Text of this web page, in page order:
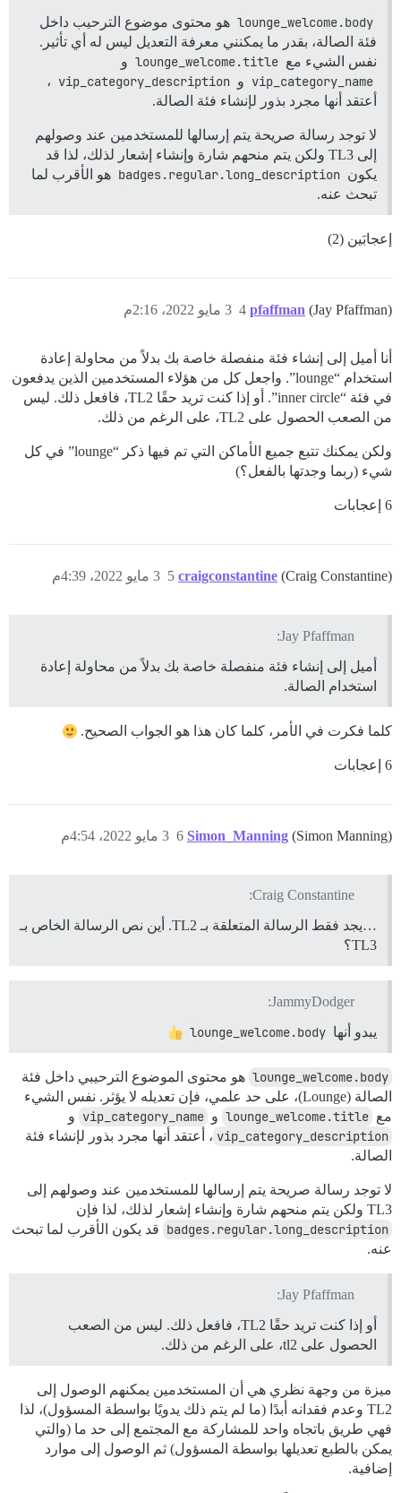
lounge_welcome.body هو محتوى موضوع الترحيب داخل
فئة الصالة، بقدر ما يمكنني معرفة التعديل ليس له أي تأثير.
نفس الشيء مع lounge_welcome.title و
vip_category_name و vip_category_description ،
أعتقد أنها مجرد بذور لإنشاء فئة الصالة.
لا توجد رسالة صريحة يتم إرسالها للمستخدمين عند وصولهم
إلى TL3 ولكن يتم منحهم شارة وإنشاء إشعار لذلك، لذا قد
يكون badges.regular.long_description هو الأقرب لما
تبحث عنه.
إعجابَين (2)
pfaffman (Jay Pfaffman) 3 مايو 2022، 2:16م 4
أنا أميل إلى إنشاء فئة منفصلة خاصة بك بدلاً من محاولة إعادة
استخدام “lounge”. واجعل كل من هؤلاء المستخدمين الذين يدفعون
في فئة “inner circle”. أو إذا كنت تريد حقًا TL2، فافعل ذلك. ليس
من الصعب الحصول على TL2، على الرغم من ذلك.
ولكن يمكنك تتبع جميع الأماكن التي تم فيها ذكر “lounge” في كل
شيء (ربما وجدتها بالفعل؟)
6 إعجابات
craigconstantine (Craig Constantine) 3 مايو 2022، 4:39م 5
Jay Pfaffman:
أميل إلى إنشاء فئة منفصلة خاصة بك بدلاً من محاولة إعادة
استخدام الصالة.
كلما فكرت في الأمر، كلما كان هذا هو الجواب الصحيح.
6 إعجابات
Simon_Manning (Simon Manning) 3 مايو 2022، 4:54م 6
Craig Constantine:
…يجد فقط الرسالة المتعلقة بـ TL2. أين نص الرسالة الخاص بـ
TL3؟
JammyDodger:
يبدو أنها lounge_welcome.body
lounge_welcome.body هو محتوى الموضوع الترحيبي داخل فئة
الصالة (Lounge)، على حد علمي، فإن تعديله لا يؤثر. نفس الشيء
مع lounge_welcome.title و vip_category_name و
vip_category_description ، أعتقد أنها مجرد بذور لإنشاء فئة
الصالة.
لا توجد رسالة صريحة يتم إرسالها للمستخدمين عند وصولهم إلى
TL3 ولكن يتم منحهم شارة وإنشاء إشعار لذلك، لذا فإن
badges.regular.long_description قد يكون الأقرب لما تبحث
عنه.
Jay Pfaffman:
أو إذا كنت تريد حقًا TL2، فافعل ذلك. ليس من الصعب
الحصول على tl2، على الرغم من ذلك.
ميزة من وجهة نظري هي أن المستخدمين يمكنهم الوصول إلى
TL2 وعدم فقدانه أبدًا (ما لم يتم ذلك يدويًا بواسطة المسؤول)، لذا
فهي طريق باتجاه واحد للمشاركة مع المجتمع إلى حد ما (والتي
يمكن بالطبع تعديلها بواسطة المسؤول) ثم الوصول إلى موارد
إضافية.